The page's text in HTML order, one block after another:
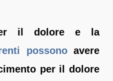
il dolore e la
possonoavere
per il dolore